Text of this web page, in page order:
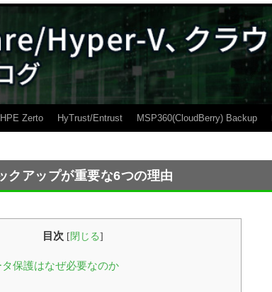
HPE Zerto HyTrust/Entrust MSP360(CloudBerry) Backup
クアップが重要な6つの理由
目次 [ 閉じる]
保護はなぜ必要なのか